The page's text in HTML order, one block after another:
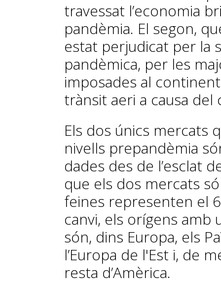
travessat l’economia
pandèmia. El segon,
estat perjudicat per la
pandèmica, per les
imposades al
trànsit aeri a causa del
Els dos únics mercats
nivells prepandèmia
dades des de l’esclat
que els dos mercats
feines representen el
canvi, els orígens
són, dins Europa, els
l’Europa de l'Est i, de
resta d’Amèrica.